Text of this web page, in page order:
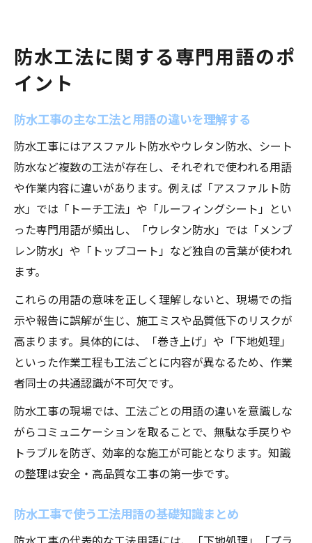
防水工法に関する専門用語のポ
イント
防水工事の主な工法と用語の違いを理解する
防水工事にはアスファルト防水やウレタン防水、シート
防水など複数の工法が存在し、それぞれで使われる用語
や作業内容に違いがあります。例えば「アスファルト防
水」では「トーチ工法」や「ルーフィングシート」とい
った専門用語が頻出し、「ウレタン防水」では「メンブ
レン防水」や「トップコート」など独自の言葉が使われ
ます。
これらの用語の意味を正しく理解しないと、現場での指
示や報告に誤解が生じ、施工ミスや品質低下のリスクが
高まります。具体的には、「巻き上げ」や「下地処理」
といった作業工程も工法ごとに内容が異なるため、作業
者同士の共通認識が不可欠です。
防水工事の現場では、工法ごとの用語の違いを意識しな
がらコミュニケーションを取ることで、無駄な手戻りや
トラブルを防ぎ、効率的な施工が可能となります。知識
の整理は安全・高品質な工事の第一歩です。
防水工事で使う工法用語の基礎知識まとめ